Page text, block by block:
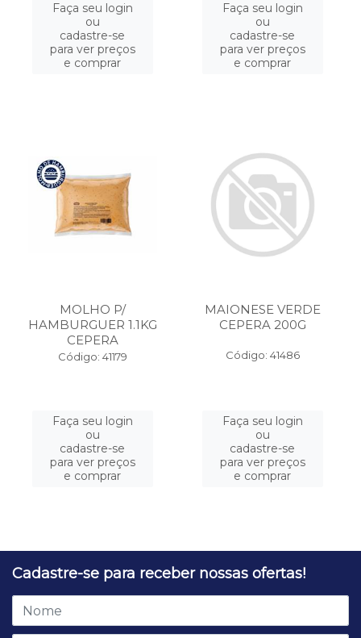
Faça seu login
ou
cadastre-se
para ver preços
e comprar
Faça seu login
ou
cadastre-se
para ver preços
e comprar
MOLHO P/
HAMBURGUER 1.1KG
CEPERA
Código: 41179
Faça seu login
ou
cadastre-se
para ver preços
e comprar
MAIONESE VERDE
CEPERA 200G
Código: 41486
Faça seu login
ou
cadastre-se
para ver preços
e comprar
Cadastre-se para receber nossas ofertas!